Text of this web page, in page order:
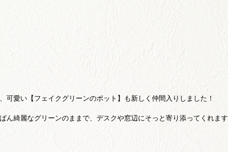
可愛い【フェイクグリーンのポット】も新しく仲間入りしました！
ん綺麗なグリーンのままで、デスクや窓辺にそっと寄り添ってくれます